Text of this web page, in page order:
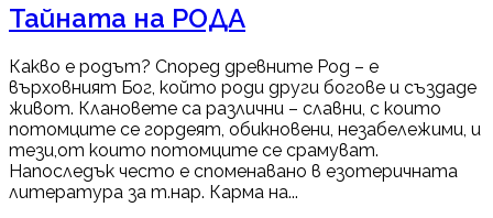
Тайната на РОДА
Какво е родът? Според древните Род – е
върховният Бог, който роди други богове и създаде
живот. Клановете са различни – славни, с които
потомците се гордеят, обикновени, незабележими, и
тези,от които потомците се срамуват.
Напоследък често е споменавано в езотеричната
литература за т.нар. Карма на...